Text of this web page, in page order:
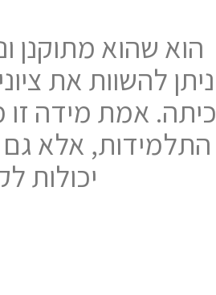
ניתן להשוות את
כיתה. אמת מידה
התלמידות, אלא
יכולות